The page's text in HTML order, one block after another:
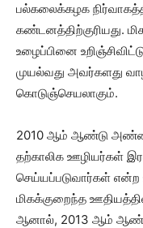
பல்கலைக்கழக
கண்டனத்திற்குரியது.
உழைப்பினை
முயல்வது அவர்களது
கொடுஞ்செயலாகும்.
2010 ஆம் ஆண்டு
தற்காலிக ஊழியர்கள்
செய்யப்படுவார்கள் என்ற
மிகக்குறைந்த
ஆனால், 2013 ஆம் ஆண்டு